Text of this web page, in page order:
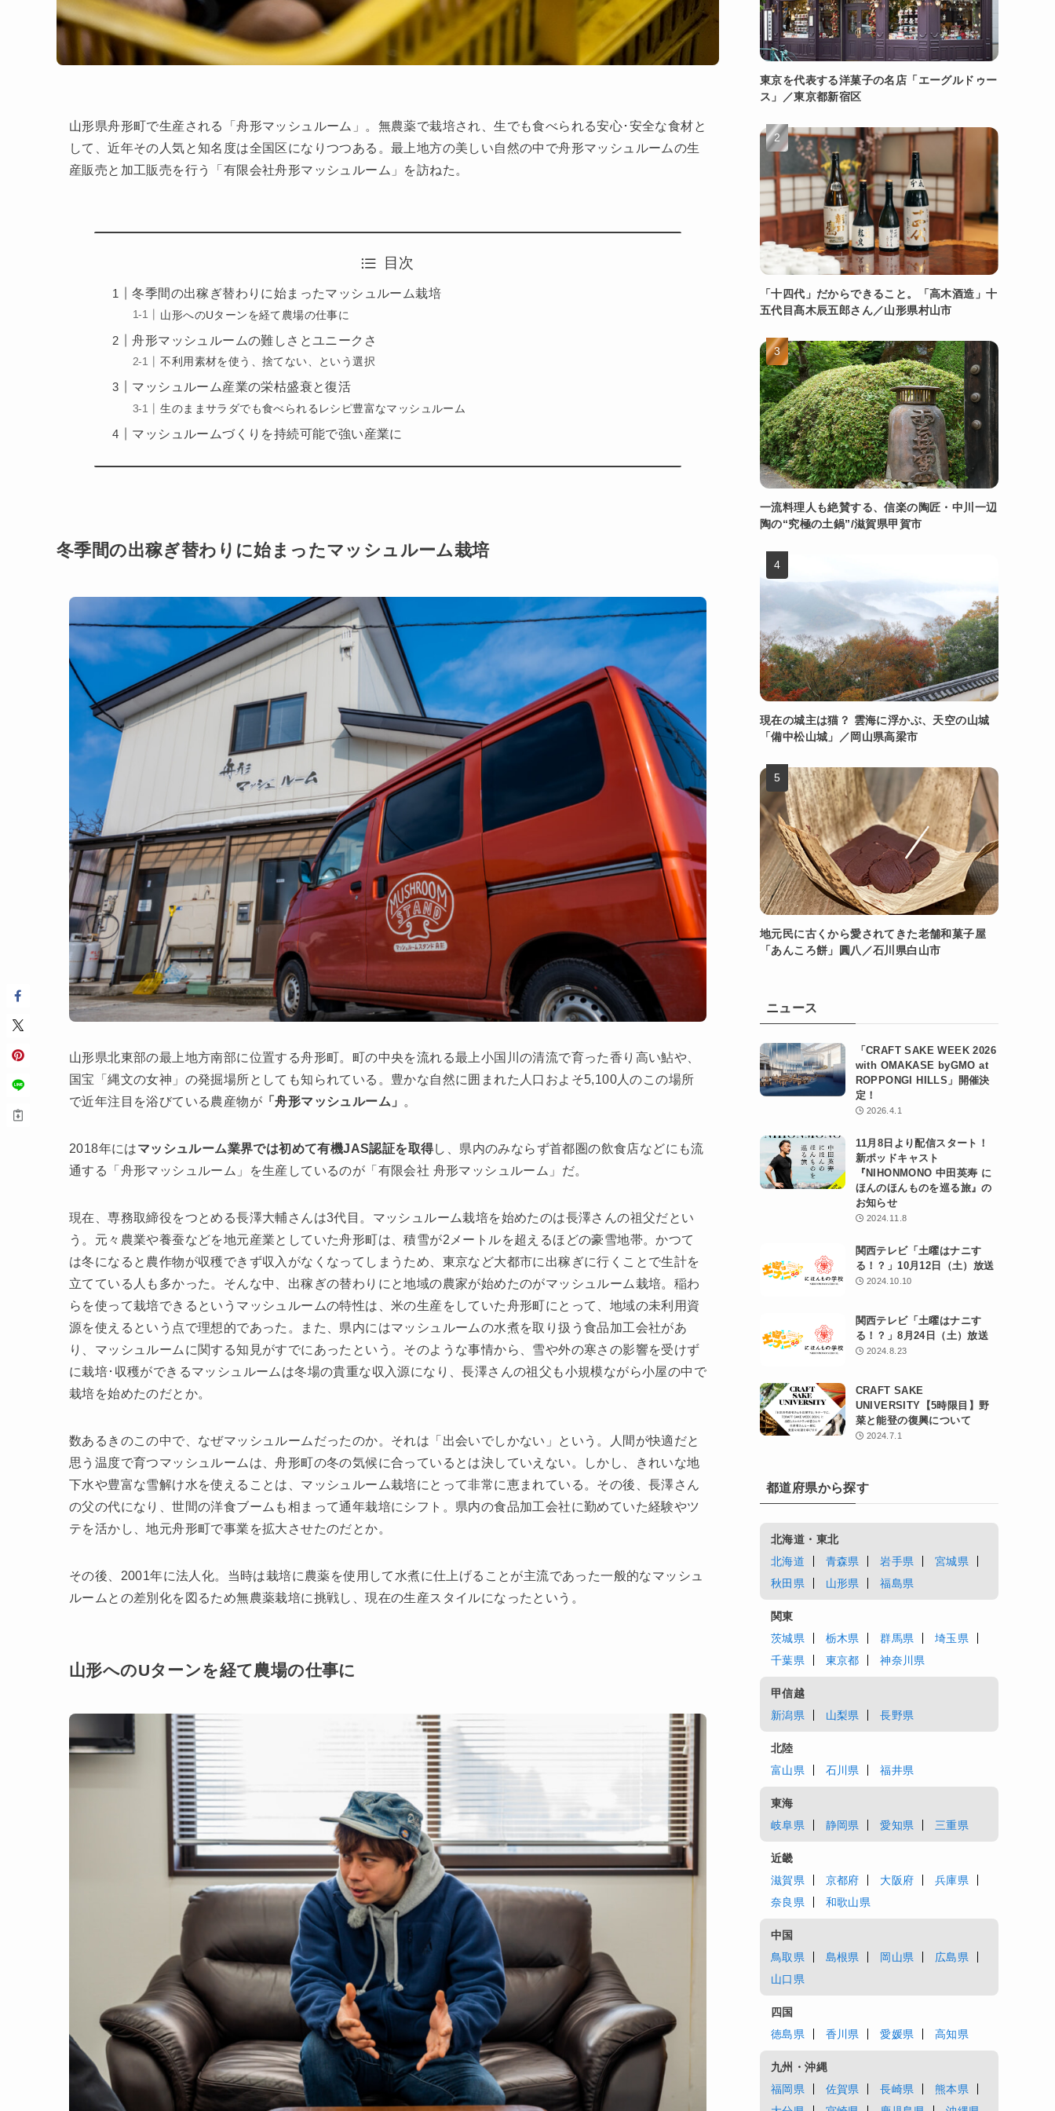
山形県舟形町で生産される「舟形マッシュルーム」。無農薬で栽培され、生でも食べられる安心･安全な食材と
して、近年その人気と知名度は全国区になりつつある。最上地方の美しい自然の中で舟形マッシュルームの生
産販売と加工販売を行う「有限会社舟形マッシュルーム」を訪ねた。
目次
冬季間の出稼ぎ替わりに始まったマッシュルーム栽培
山形へのUターンを経て農場の仕事に
舟形マッシュルームの難しさとユニークさ
不利用素材を使う、捨てない、という選択
マッシュルーム産業の栄枯盛衰と復活
生のままサラダでも食べられるレシピ豊富なマッシュルーム
マッシュルームづくりを持続可能で強い産業に
冬季間の出稼ぎ替わりに始まったマッシュルーム栽培
山形県北東部の最上地方南部に位置する舟形町。町の中央を流れる最上小国川の清流で育った香り高い鮎や、
国宝「縄文の女神」の発掘場所としても知られている。豊かな自然に囲まれた人口およそ5,100人のこの場所
で近年注目を浴びている農産物が 「舟形マッシュルーム」 。
2018年にはマッシュルーム業界では初めて有機JAS認証を取得し、県内のみならず首都圏の飲食店などにも流
通する「舟形マッシュルーム」を生産しているのが「有限会社 舟形マッシュルーム」だ。
現在、専務取締役をつとめる長澤大輔さんは3代目。マッシュルーム栽培を始めたのは長澤さんの祖父だとい
う。元々農業や養蚕などを地元産業としていた舟形町は、積雪が2メートルを超えるほどの豪雪地帯。かつて
は冬になると農作物が収穫できず収入がなくなってしまうため、東京など大都市に出稼ぎに行くことで生計を
立てている人も多かった。そんな中、出稼ぎの替わりにと地域の農家が始めたのがマッシュルーム栽培。稲わ
らを使って栽培できるというマッシュルームの特性は、米の生産をしていた舟形町にとって、地域の未利用資
源を使えるという点で理想的であった。また、県内にはマッシュルームの水煮を取り扱う食品加工会社があ
り、マッシュルームに関する知見がすでにあったという。そのような事情から、雪や外の寒さの影響を受けず
に栽培･収穫ができるマッシュルームは冬場の貴重な収入源になり、長澤さんの祖父も小規模ながら小屋の中で
栽培を始めたのだとか。
数あるきのこの中で、なぜマッシュルームだったのか。それは「出会いでしかない」という。人間が快適だと
思う温度で育つマッシュルームは、舟形町の冬の気候に合っているとは決していえない。しかし、きれいな地
下水や豊富な雪解け水を使えることは、マッシュルーム栽培にとって非常に恵まれている。その後、長澤さん
の父の代になり、世間の洋食ブームも相まって通年栽培にシフト。県内の食品加工会社に勤めていた経験やツ
テを活かし、地元舟形町で事業を拡大させたのだとか。
その後、2001年に法人化。当時は栽培に農薬を使用して水煮に仕上げることが主流であった一般的なマッシュ
ルームとの差別化を図るため無農薬栽培に挑戦し、現在の生産スタイルになったという。
山形へのUターンを経て農場の仕事に
東京を代表する洋菓子の名店「エーグルドゥー
ス」／東京都新宿区
「十四代」だからできること。「高木酒造」十
五代目髙木辰五郎さん／山形県村山市
一流料理人も絶賛する、信楽の陶匠・中川一辺
陶の“究極の土鍋”/滋賀県甲賀市
現在の城主は猫？ 雲海に浮かぶ、天空の山城
「備中松山城」／岡山県高梁市
地元民に古くから愛されてきた老舗和菓子屋
「あんころ餅」圓八／石川県白山市
ニュース
「CRAFT SAKE WEEK 2026
with OMAKASE byGMO at
ROPPONGI HILLS」開催決
定！
2026.4.1
11月8日より配信スタート！
新ポッドキャスト
『NIHONMONO 中田英寿 に
ほんのほんものを巡る旅』の
お知らせ
2024.11.8
関西テレビ「土曜はナニす
る！？」10月12日（土）放送
2024.10.10
関西テレビ「土曜はナニす
る！？」8月24日（土）放送
2024.8.23
CRAFT SAKE
UNIVERSITY【5時限目】野
菜と能登の復興について
2024.7.1
都道府県から探す
北海道・東北
北海道
青森県 岩手県
宮城県
秋田県
山形県 福島県
関東
茨城県
栃木県 群馬県
埼玉県
千葉県
東京都 神奈川県
甲信越
新潟県
山梨県 長野県
北陸
富山県
石川県 福井県
東海
岐阜県
静岡県 愛知県 三重県
近畿
滋賀県
京都府 大阪府
兵庫県
奈良県
和歌山県
中国
鳥取県
島根県 岡山県
広島県
山口県
四国
徳島県
香川県 愛媛県 高知県
九州・沖縄
福岡県
佐賀県 長崎県
熊本県